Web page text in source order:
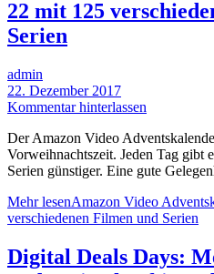
22 mit 125
Serien
admin
22. Dezember 2017
Kommentar hinterlassen
Der Amazon Video
Vorweihnachtszeit. Jeden Tag gibt
Serien günstiger. Eine gute
Mehr lesenAmazon Video
verschiedenen Filmen und Serien
Digital Deals Days: